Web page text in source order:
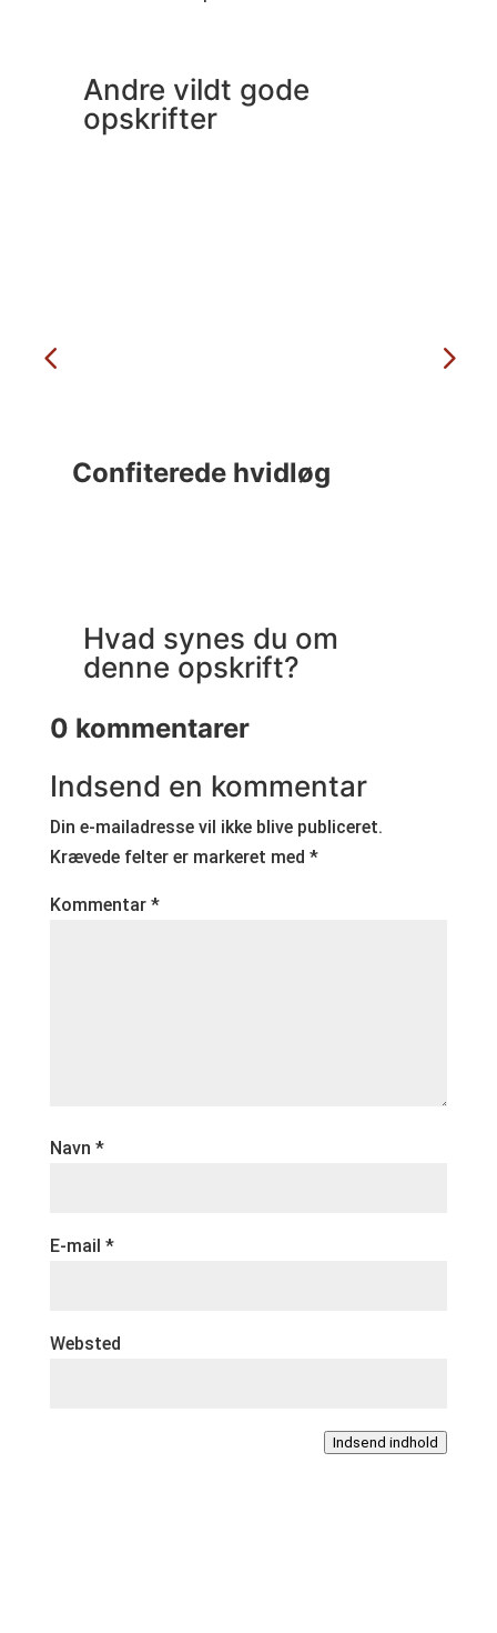
Andre vildt gode
opskrifter
Confiterede hvidløg
Hvad synes du om
denne opskrift?
0 kommentarer
Indsend en kommentar
Din e-mailadresse vil ikke blive publiceret.
Krævede felter er markeret med *
Kommentar *
Navn *
E-mail *
Websted
Indsend indhold